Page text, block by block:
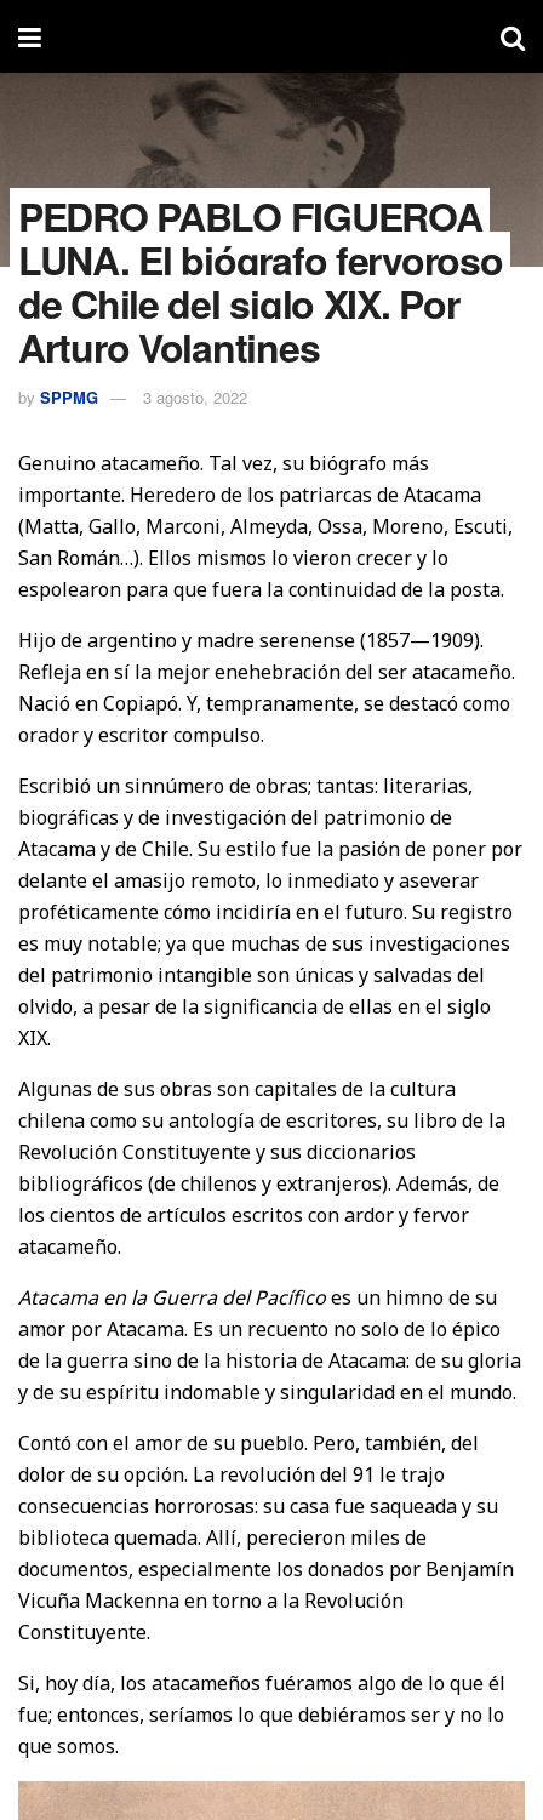
PEDRO PABLO FIGUEROA
LUNA. El biógrafo fervoroso
de Chile del siglo XIX. Por
Arturo Volantines
by SPPMG 3 agosto, 2022
Genuino atacameño. Tal vez, su biógrafo más
importante. Heredero de los patriarcas de Atacama
(Matta, Gallo, Marconi, Almeyda, Ossa, Moreno, Escuti,
San Román…). Ellos mismos lo vieron crecer y lo
espolearon para que fuera la continuidad de la posta.
Hijo de argentino y madre serenense (1857—1909).
Refleja en sí la mejor enehebración del ser atacameño.
Nació en Copiapó. Y, tempranamente, se destacó como
orador y escritor compulso.
Escribió un sinnúmero de obras; tantas: literarias,
biográficas y de investigación del patrimonio de
Atacama y de Chile. Su estilo fue la pasión de poner por
delante el amasijo remoto, lo inmediato y aseverar
proféticamente cómo incidiría en el futuro. Su registro
es muy notable; ya que muchas de sus investigaciones
del patrimonio intangible son únicas y salvadas del
olvido, a pesar de la significancia de ellas en el siglo
XIX.
Algunas de sus obras son capitales de la cultura
chilena como su antología de escritores, su libro de la
Revolución Constituyente y sus diccionarios
bibliográficos (de chilenos y extranjeros). Además, de
los cientos de artículos escritos con ardor y fervor
atacameño.
Atacama en la Guerra del Pacíficoes un himno de su
amor por Atacama. Es un recuento no solo de lo épico
de la guerra sino de la historia de Atacama: de su gloria
y de su espíritu indomable y singularidad en el mundo.
Contó con el amor de su pueblo. Pero, también, del
dolor de su opción. La revolución del 91 le trajo
consecuencias horrorosas: su casa fue saqueada y su
biblioteca quemada. Allí, perecieron miles de
documentos, especialmente los donados por Benjamín
Vicuña Mackenna en torno a la Revolución
Constituyente.
Si, hoy día, los atacameños fuéramos algo de lo que él
fue; entonces, seríamos lo que debiéramos ser y no lo
que somos.